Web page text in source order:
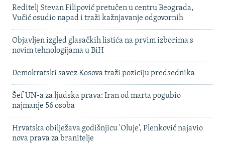
Reditelj Stevan Filipović pretučen u centru Beograda,
Vučić osudio napad i traži kažnjavanje odgovornih
Objavljen izgled glasačkih listića na prvim izborima s
novim tehnologijama u BiH
Demokratski savez Kosova traži poziciju predsednika
Šef UN-a za ljudska prava: Iran od marta pogubio
najmanje 56 osoba
Hrvatska obilježava godišnjicu 'Oluje', Plenković najavio
nova prava za branitelje